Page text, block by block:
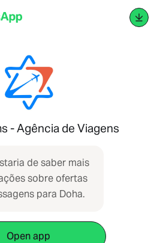
- Agência de Viagens
de saber mais
sobre ofertas
para Doha.
Open app